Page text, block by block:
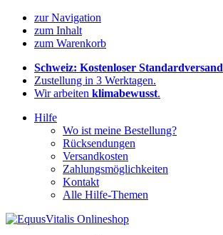
zur Navigation
zum Inhalt
zum Warenkorb
Schweiz: Kostenloser Standardversand
Zustellung in 3 Werktagen.
Wir arbeiten klimabewusst.
Hilfe
Wo ist meine Bestellung?
Rücksendungen
Versandkosten
Zahlungsmöglichkeiten
Kontakt
Alle Hilfe-Themen